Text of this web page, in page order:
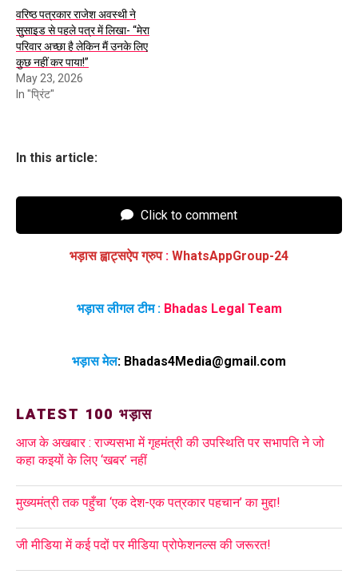
वरिष्ठ पत्रकार राजेश अवस्थी ने
सुसाइड से पहले पत्र में लिखा- “मेरा
परिवार अच्छा है लेकिन मैं उनके लिए
कुछ नहीं कर पाया!”
May 23, 2026
In "प्रिंट"
In this article:
Click to comment
भड़ास ह्वाट्सऐप ग्रुप : WhatsAppGroup-24
भड़ास लीगल टीम : Bhadas Legal Team
भड़ास मेल: Bhadas4Media@gmail.com
LATEST 100 भड़ास
आज के अखबार : राज्यसभा में गृहमंत्री की उपस्थिति पर सभापति ने जो
कहा कइयों के लिए ‘खबर’ नहीं
मुख्यमंत्री तक पहुँचा ‘एक देश-एक पत्रकार पहचान’ का मुद्दा!
जी मीडिया में कई पदों पर मीडिया प्रोफेशनल्स की जरूरत!